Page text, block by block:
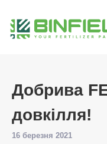
Добрива
довкілля!
16 березня 2021